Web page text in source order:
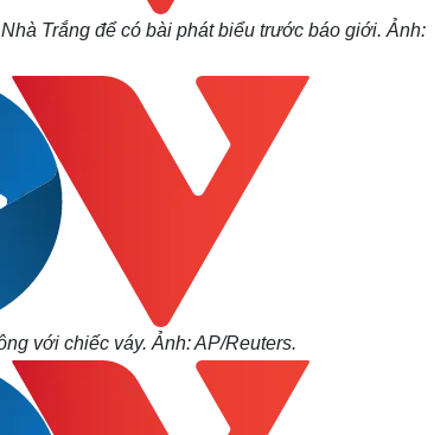
Trắng để có bài phát biểu trước báo giới. Ảnh:
với chiếc váy. Ảnh: AP/Reuters.